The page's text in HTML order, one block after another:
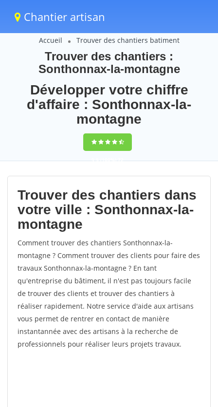
Chantier artisan
Accueil Trouver des chantiers batiment
Trouver des chantiers :
Sonthonnax-la-montagne
Développer votre chiffre
d'affaire : Sonthonnax-la-
montagne
9,5(100%)72
votes
Trouver des chantiers dans
votre ville : Sonthonnax-la-
montagne
Comment trouver des chantiers Sonthonnax-la-
montagne ? Comment trouver des clients pour faire des
travaux Sonthonnax-la-montagne ? En tant
qu'entreprise du bâtiment, il n'est pas toujours facile
de trouver des clients et trouver des chantiers à
réaliser rapidement. Notre service d'aide aux artisans
vous permet de rentrer en contact de manière
instantannée avec des artisans à la recherche de
professionnels pour réaliser leurs projets travaux.